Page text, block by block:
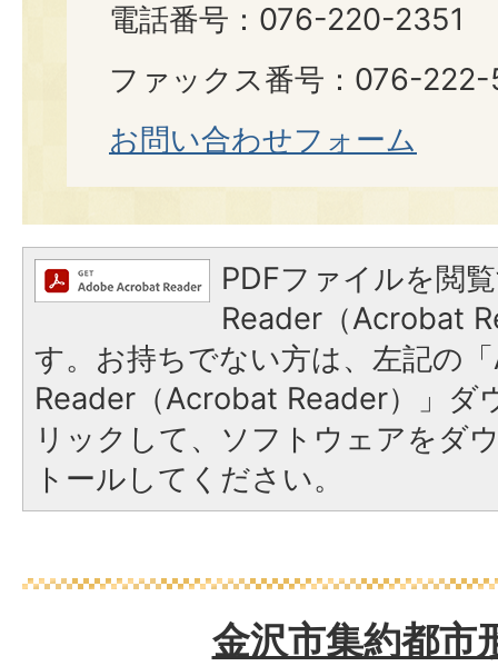
電話番号：076-220-2351
ファックス番号：076-222-
お問い合わせフォーム
PDFファイルを閲
Reader（Acrobat
す。お持ちでない方は、左記の
Reader（Acrobat Reader）」ダ
リックして、ソフトウェアをダ
トールしてください。
金沢市集約都市